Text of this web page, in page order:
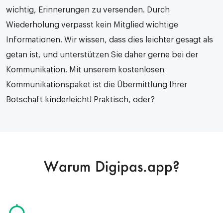
wichtig, Erinnerungen zu versenden. Durch
Wiederholung verpasst kein Mitglied wichtige
Informationen. Wir wissen, dass dies leichter gesagt als
getan ist, und unterstützen Sie daher gerne bei der
Kommunikation. Mit unserem kostenlosen
Kommunikationspaket ist die Übermittlung Ihrer
Botschaft kinderleicht! Praktisch, oder?
Warum Digipas.app?